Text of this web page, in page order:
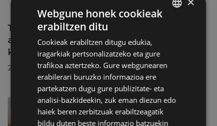
Trafiko-murrizketak Egogain kalean
abuztuaren 10etik abuztuaren 23ra,
konponketa-lanak direla-eta
2026/07/30
Webgune honek cookieak
erabiltzen ditu
Cookieak erabiltzen ditugu edukia,
iragarkiak pertsonalizatzeko eta gure
trafikoa aztertzeko. Gure webgunearen
erabilerari buruzko informazioa ere
partekatzen dugu gure publizitate- eta
analisi-bazkideekin, zuk eman diezun edo
haiek beren zerbitzuak erabiltzeagatik
bildu duten beste informazio batzuekin